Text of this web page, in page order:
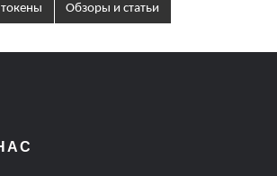
Обзоры и статьи